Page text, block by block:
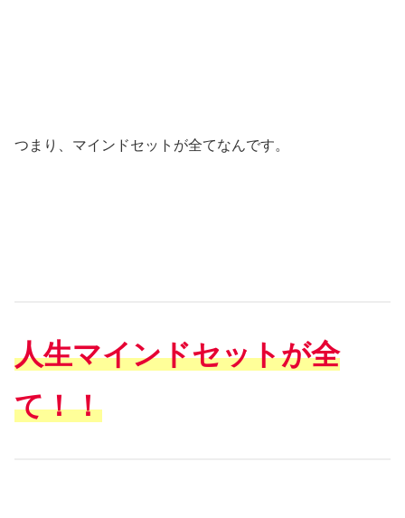
つまり、マインドセットが全てなんです。
人生マインドセットが全
て！！